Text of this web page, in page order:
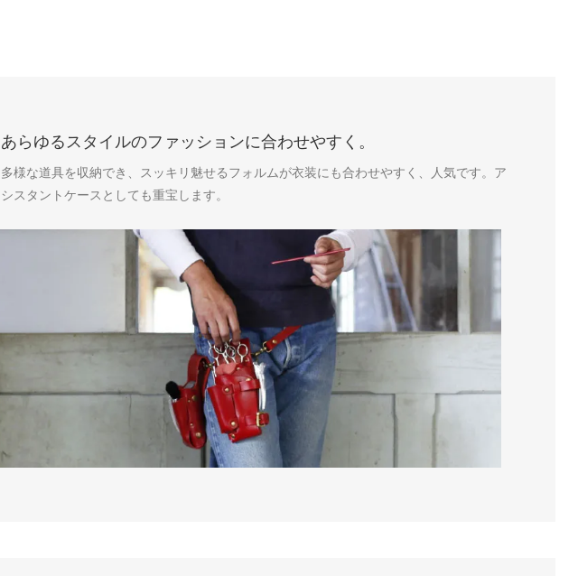
あらゆるスタイルのファッションに合わせやすく。
多様な道具を収納でき、スッキリ魅せるフォルムが衣装にも合わせやすく、人気です。ア
シスタントケースとしても重宝します。